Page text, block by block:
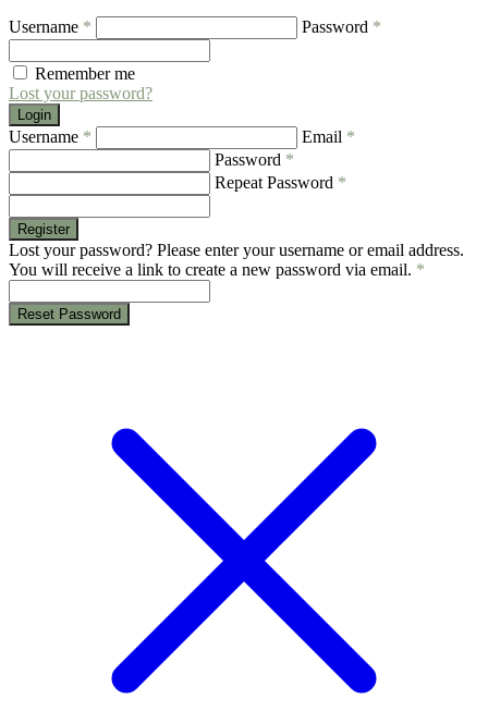
Username * Password *
Remember me
Lost your password?
Login
Username * Email *
Password *
Repeat Password *
Register
Lost your password? Please enter your username or email address.
You will receive a link to create a new password via email. *
Reset Password